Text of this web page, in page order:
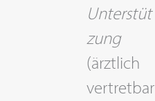
Unterstüt
zung
(ärztlich
vertretbar